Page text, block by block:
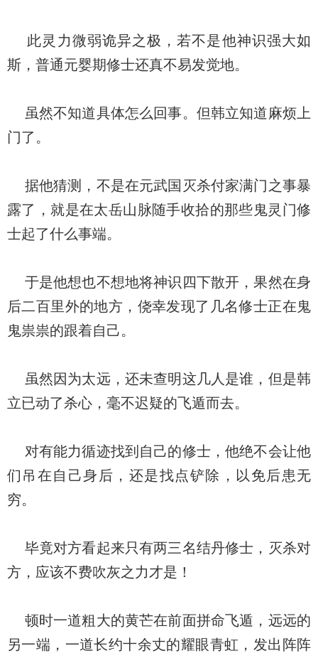
此灵力微弱诡异之极，若不是他神识强大如
斯，普通元婴期修士还真不易发觉地。
虽然不知道具体怎么回事。但韩立知道麻烦上
门了。
据他猜测，不是在元武国灭杀付家满门之事暴
露了，就是在太岳山脉随手收拾的那些鬼灵门修
士起了什么事端。
于是他想也不想地将神识四下散开，果然在身
后二百里外的地方，侥幸发现了几名修士正在鬼
鬼祟祟的跟着自己。
虽然因为太远，还未查明这几人是谁，但是韩
立已动了杀心，毫不迟疑的飞遁而去。
对有能力循迹找到自己的修士，他绝不会让他
们吊在自己身后，还是找点铲除，以免后患无
穷。
毕竟对方看起来只有两三名结丹修士，灭杀对
方，应该不费吹灰之力才是！
顿时一道粗大的黄芒在前面拼命飞遁，远远的
另一端，一道长约十余丈的耀眼青虹，发出阵阵